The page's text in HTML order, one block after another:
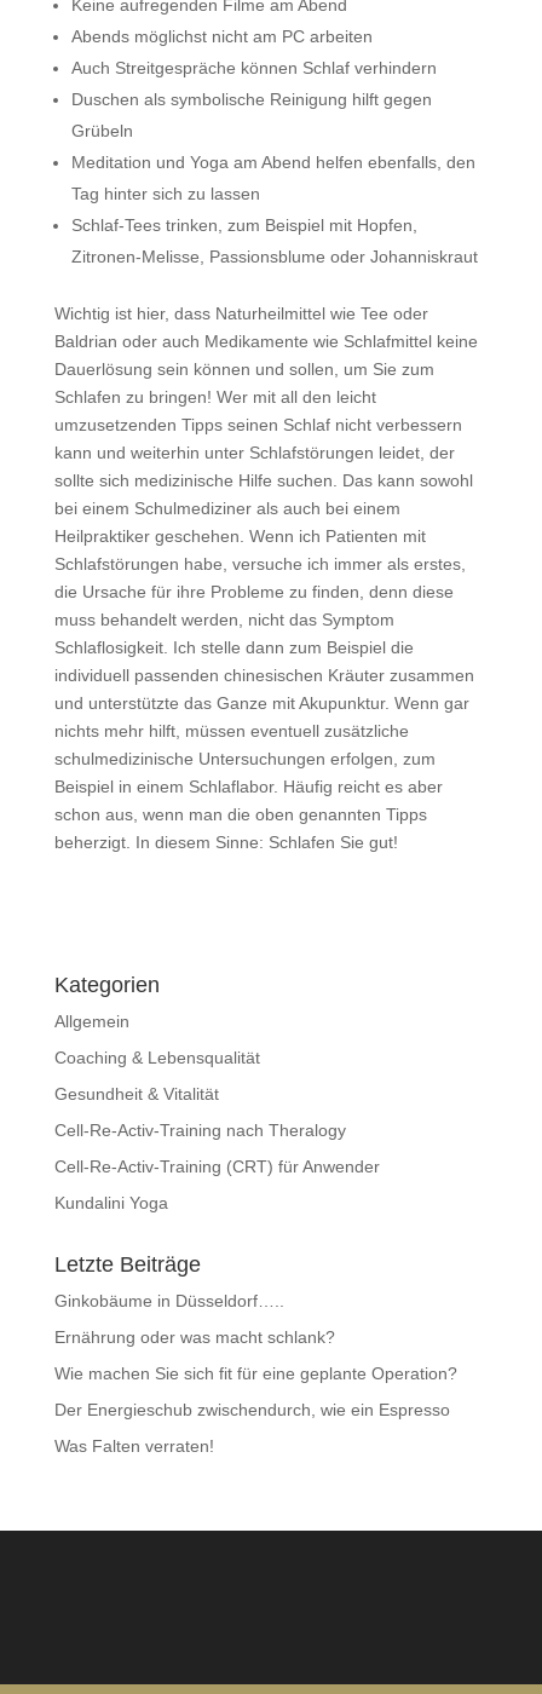
Keine aufregenden Filme am Abend
Abends möglichst nicht am PC arbeiten
Auch Streitgespräche können Schlaf verhindern
Duschen als symbolische Reinigung hilft gegen
Grübeln
Meditation und Yoga am Abend helfen ebenfalls, den
Tag hinter sich zu lassen
Schlaf-Tees trinken, zum Beispiel mit Hopfen,
Zitronen-Melisse, Passionsblume oder Johanniskraut
Wichtig ist hier, dass Naturheilmittel wie Tee oder
Baldrian oder auch Medikamente wie Schlafmittel keine
Dauerlösung sein können und sollen, um Sie zum
Schlafen zu bringen! Wer mit all den leicht
umzusetzenden Tipps seinen Schlaf nicht verbessern
kann und weiterhin unter Schlafstörungen leidet, der
sollte sich medizinische Hilfe suchen. Das kann sowohl
bei einem Schulmediziner als auch bei einem
Heilpraktiker geschehen. Wenn ich Patienten mit
Schlafstörungen habe, versuche ich immer als erstes,
die Ursache für ihre Probleme zu finden, denn diese
muss behandelt werden, nicht das Symptom
Schlaflosigkeit. Ich stelle dann zum Beispiel die
individuell passenden chinesischen Kräuter zusammen
und unterstützte das Ganze mit Akupunktur. Wenn gar
nichts mehr hilft, müssen eventuell zusätzliche
schulmedizinische Untersuchungen erfolgen, zum
Beispiel in einem Schlaflabor. Häufig reicht es aber
schon aus, wenn man die oben genannten Tipps
beherzigt. In diesem Sinne: Schlafen Sie gut!
Kategorien
Allgemein
Coaching & Lebensqualität
Gesundheit & Vitalität
Cell-Re-Activ-Training nach Theralogy
Cell-Re-Activ-Training (CRT) für Anwender
Kundalini Yoga
Letzte Beiträge
Ginkobäume in Düsseldorf…..
Ernährung oder was macht schlank?
Wie machen Sie sich fit für eine geplante Operation?
Der Energieschub zwischendurch, wie ein Espresso
Was Falten verraten!